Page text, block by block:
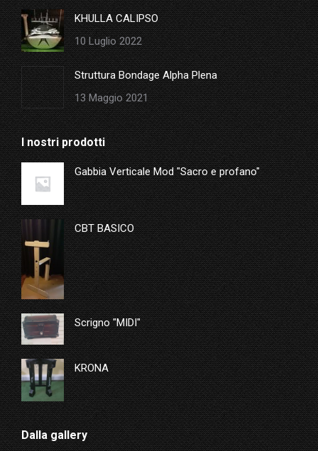
KHULLA CALIPSO
10 Luglio 2022
Struttura Bondage Alpha Plena
13 Maggio 2021
I nostri prodotti
Gabbia Verticale Mod "Sacro e profano"
CBT BASICO
Scrigno "MIDI"
KRONA
Dalla gallery